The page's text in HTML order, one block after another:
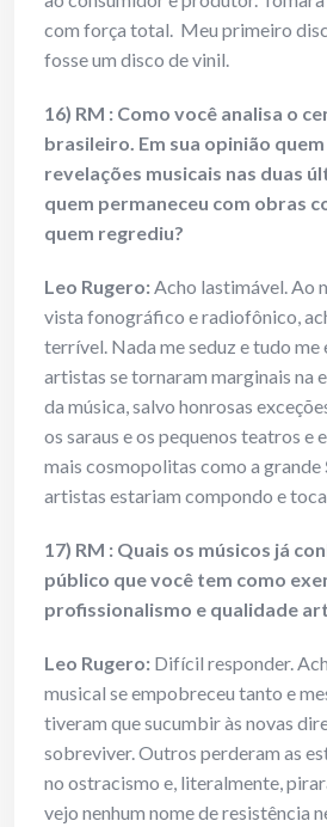
com força total. Meu primeiro
fosse um disco de vinil.
16) RM : Como você analisa o
brasileiro. Em sua opinião
revelações musicais nas duas
quem permaneceu com obras
quem regrediu?
Leo Rugero:Acho lastimável. Ao
vista fonográfico e radiofônico,
terrível. Nada me seduz e tudo me
artistas se tornaram marginais na
da música, salvo honrosas
os saraus e os pequenos teatros e
mais cosmopolitas como a grande
artistas estariam compondo e
17) RM : Quais os músicos já
público que você tem como
profissionalismo e qualidade
Leo Rugero: Difícil responder.
musical se empobreceu tanto e
tiveram que sucumbir às novas
sobreviver. Outros perderam as
no ostracismo e, literalmente,
vejo nenhum nome de resistência